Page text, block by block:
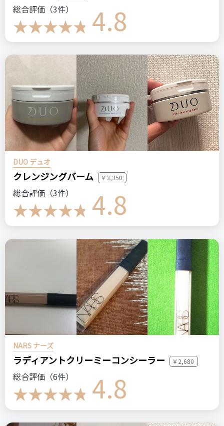
総合評価（3件） 4.8
DUO デュオ
クレンジングバーム ￥3,350
総合評価（3件） 4.8
NARS ナーズ
ラディアントクリーミーコンシーラー ￥2,680
総合評価（6件） 4.8